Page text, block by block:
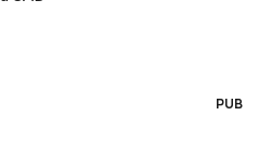
PUB